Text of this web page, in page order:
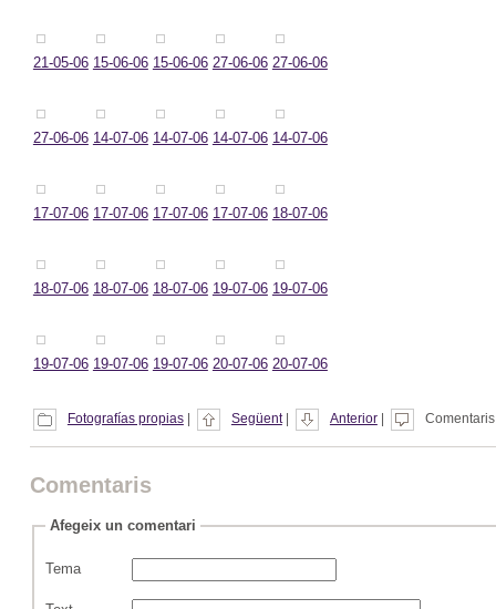
21-05-06 15-06-06 15-06-06 27-06-06 27-06-06
27-06-06 14-07-06 14-07-06 14-07-06 14-07-06
17-07-06 17-07-06 17-07-06 17-07-06 18-07-06
18-07-06 18-07-06 18-07-06 19-07-06 19-07-06
19-07-06 19-07-06 19-07-06 20-07-06 20-07-06
Fotografías propias| Següent| Anterior| Comentaris
Comentaris
Afegeix un comentari
Tema